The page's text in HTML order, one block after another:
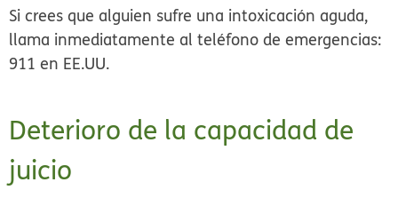
Si crees que alguien sufre una intoxicación aguda,
llama inmediatamente al teléfono de emergencias:
911 en EE.UU.
Deterioro de la capacidad de
juicio